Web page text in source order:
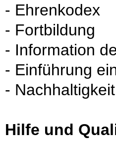
- Ehrenkodex
- Fortbildung
- Information
- Einführung
-
Hilfe und